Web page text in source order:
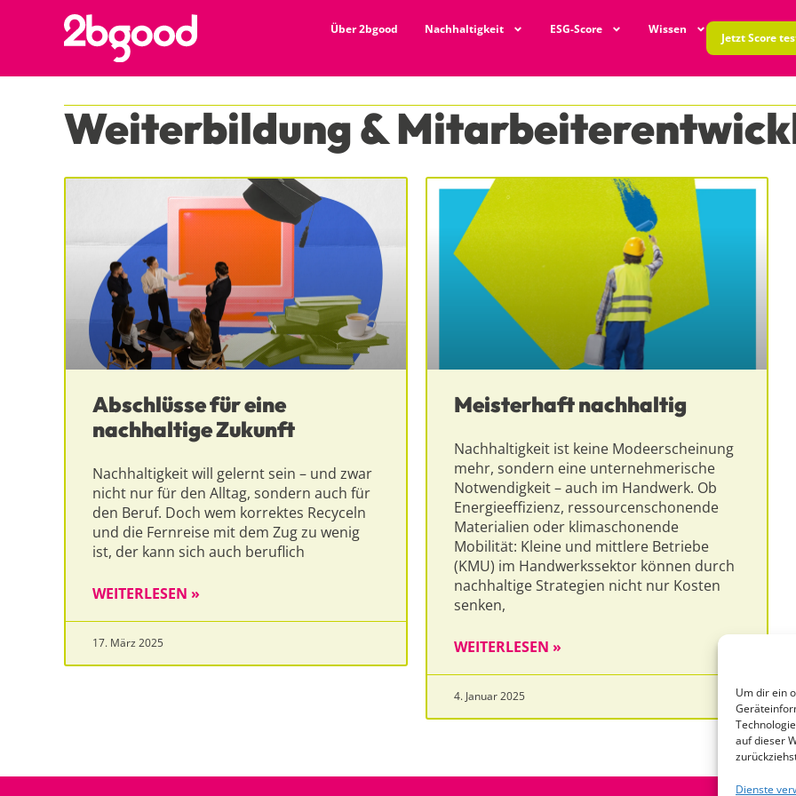
Um dir ein
auf dieser
Dienste
Über 2bgood Nachhaltigkeit ESG-Score Wissen
Jetzt Score
Weiterbildung &
Abschlüsse für eine
nachhaltige Zukunft
Nachhaltigkeit will gelernt sein – und zwar
nicht nur für den Alltag, sondern auch für
den Beruf. Doch wem korrektes Recyceln
und die Fernreise mit dem Zug zu wenig
ist, der kann sich auch beruflich
WEITERLESEN »
17. März 2025
Meisterhaft nachhaltig
Nachhaltigkeit ist keine Modeerscheinung
mehr, sondern eine unternehmerische
Notwendigkeit – auch im Handwerk. Ob
Energieeffizienz, ressourcenschonende
Materialien oder klimaschonende
Mobilität: Kleine und mittlere Betriebe
(KMU) im Handwerkssektor können durch
nachhaltige Strategien nicht nur Kosten
senken,
WEITERLESEN »
4. Januar 2025